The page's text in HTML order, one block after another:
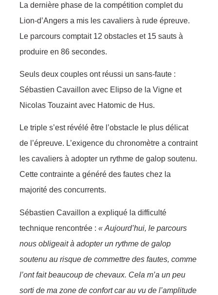
La dernière phase de la compétition complet du
Lion-d’Angers a mis les cavaliers à rude épreuve.
Le parcours comptait 12 obstacles et 15 sauts à
produire en 86 secondes.
Seuls deux couples ont réussi un sans-faute :
Sébastien Cavaillon avec Elipso de la Vigne et
Nicolas Touzaint avec Hatomic de Hus.
Le triple s’est révélé être l’obstacle le plus délicat
de l’épreuve. L’exigence du chronomètre a contraint
les cavaliers à adopter un rythme de galop soutenu.
Cette contrainte a généré des fautes chez la
majorité des concurrents.
Sébastien Cavaillon a expliqué la difficulté
technique rencontrée : « Aujourd’hui, le parcours
nous obligeait à adopter un rythme de galop
soutenu au risque de commettre des fautes, comme
l’ont fait beaucoup de chevaux. Cela m’a un peu
sorti de ma zone de confort car au vu de l’amplitude